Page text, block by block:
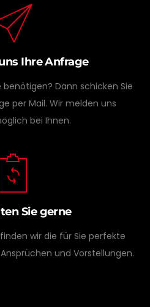
Ihre Anfrage
benötigen? Dann schicken Sie
per Mail. Wir melden uns
bei Ihnen.
Sie gerne
wir die für Sie perfekte
und Vorstellungen.